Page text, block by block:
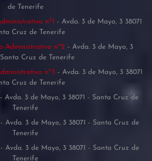
de Tenerife
nº1 - Avda. 3 de Mayo, 3 38071
Cruz de Tenerife
Administrativo nº2 - Avda. 3 de Mayo, 3
Santa Cruz de Tenerife
nº3 - Avda. 3 de Mayo, 3 38071
Cruz de Tenerife
- Avda. 3 de Mayo, 3 38071 - Santa Cruz de
Tenerife
- Avda. 3 de Mayo, 3 38071 - Santa Cruz de
Tenerife
- Avda. 3 de Mayo, 3 38071 - Santa Cruz de
Tenerife